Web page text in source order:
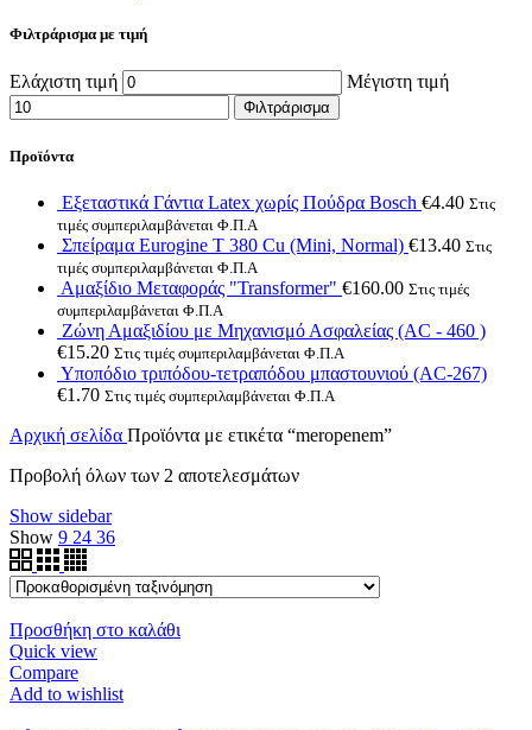
Φιλτράρισμα με τιμή
Ελάχιστη τιμή Μέγιστη τιμή
Φιλτράρισμα
Προϊόντα
Εξεταστικά Γάντια Latex χωρίς Πούδρα Bosch €4.40 Στις
τιμές συμπεριλαμβάνεται Φ.Π.Α
Σπείραμα Eurogine Τ 380 Cu (Mini, Normal) €13.40 Στις
τιμές συμπεριλαμβάνεται Φ.Π.Α
Αμαξίδιο Μεταφοράς "Transformer" €160.00 Στις τιμές
συμπεριλαμβάνεται Φ.Π.Α
Ζώνη Αμαξιδίου με Μηχανισμό Ασφαλείας (AC - 460 )
€15.20 Στις τιμές συμπεριλαμβάνεται Φ.Π.Α
Υποπόδιο τριπόδου-τετραπόδου μπαστουνιού (AC-267)
€1.70 Στις τιμές συμπεριλαμβάνεται Φ.Π.Α
Αρχική σελίδα Προϊόντα με ετικέτα “meropenem”
Προβολή όλων των 2 αποτελεσμάτων
Show sidebar
Show 9 24 36
Προσθήκη στο καλάθι
Quick view
Compare
Add to wishlist